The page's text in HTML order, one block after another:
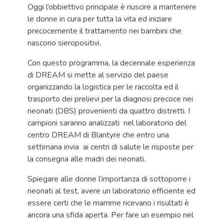
Oggi l’obbiettivo principale è riuscire a mantenere
le donne in cura per tutta la vita ed iniziare
precocemente il trattamento nei bambini che
nascono sieropositivi.
Con questo programma, la decennale esperienza
di DREAM si mette al servizio del paese
organizzando la logistica per le raccolta ed il
trasporto dei prelievi per la diagnosi precoce nei
neonati (DBS) provenienti da quattro distretti. I
campioni saranno analizzati nel laboratorio del
centro DREAM di Blantyre che entro una
settimana invia ai centri di salute le risposte per
la consegna alle madri dei neonati.
Spiegare alle donne l’importanza di sottoporre i
neonati al test, avere un laboratorio efficiente ed
essere certi che le mamme ricevano i risultati è
ancora una sfida aperta. Per fare un esempio nel